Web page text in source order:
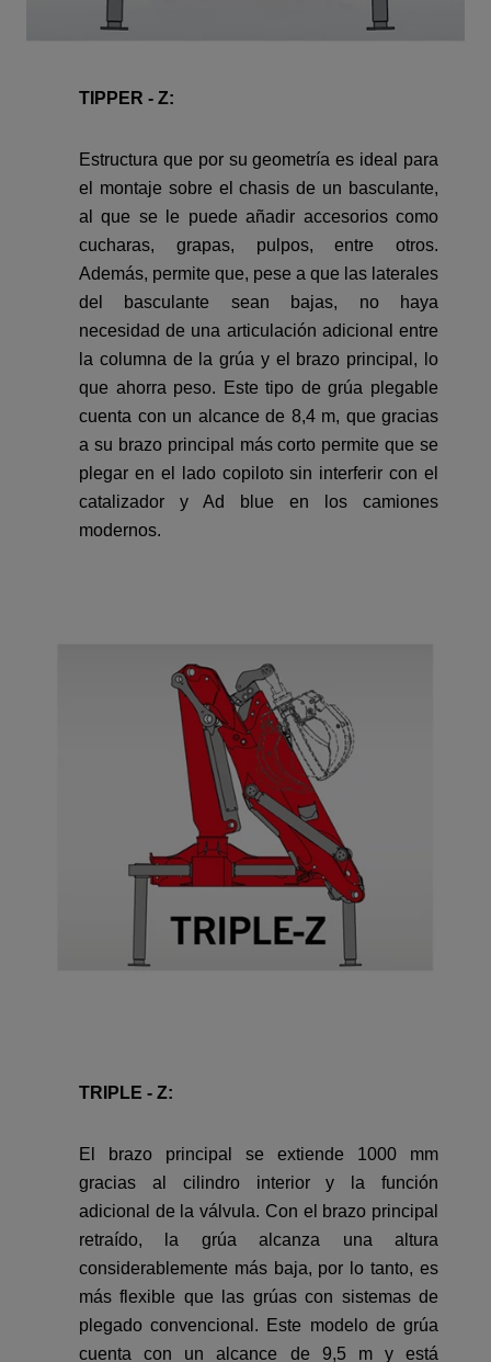
TIPPER - Z:
Estructura que por su geometría es ideal para
el montaje sobre el chasis de un basculante,
al que se le puede añadir accesorios como
cucharas, grapas, pulpos, entre otros.
Además, permite que, pese a que las laterales
del basculante sean bajas, no haya
necesidad de una articulación adicional entre
la columna de la grúa y el brazo principal, lo
que ahorra peso. Este tipo de grúa plegable
cuenta con un alcance de 8,4 m, que gracias
a su brazo principal más corto permite que se
plegar en el lado copiloto sin interferir con el
catalizador y Ad blue en los camiones
modernos.
TRIPLE - Z:
El brazo principal se extiende 1000 mm
gracias al cilindro interior y la función
adicional de la válvula. Con el brazo principal
retraído, la grúa alcanza una altura
considerablemente más baja, por lo tanto, es
más flexible que las grúas con sistemas de
plegado convencional. Este modelo de grúa
cuenta con un alcance de 9,5 m y está